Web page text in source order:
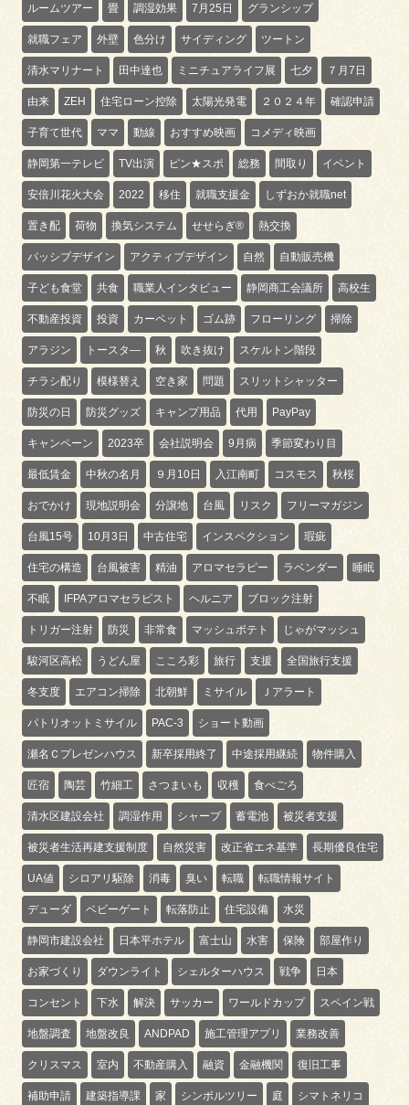
ルームツアー 畳 調湿効果 7月25日 グランシップ
就職フェア 外壁 色分け サイディング ツートン
清水マリナート 田中達也 ミニチュアライフ展 七夕 ７月7日
由来 ZEH 住宅ローン控除 太陽光発電 ２０２４年 確認申請
子育て世代 ママ 動線 おすすめ映画 コメディ映画
静岡第一テレビ TV出演 ピン★スポ 総務 間取り イベント
安倍川花火大会 2022 移住 就職支援金 しずおか就職net
置き配 荷物 換気システム せせらぎ® 熱交換
パッシブデザイン アクティブデザイン 自然 自動販売機
子ども食堂 共食 職業人インタビュー 静岡商工会議所 高校生
不動産投資 投資 カーペット ゴム跡 フローリング 掃除
アラジン トースタ― 秋 吹き抜け スケルトン階段
チラシ配り 模様替え 空き家 問題 スリットシャッター
防災の日 防災グッズ キャンプ用品 代用 PayPay
キャンペーン 2023卒 会社説明会 9月病 季節変わり目
最低賃金 中秋の名月 ９月10日 入江南町 コスモス 秋桜
おでかけ 現地説明会 分譲地 台風 リスク フリーマガジン
台風15号 10月3日 中古住宅 インスペクション 瑕疵
住宅の構造 台風被害 精油 アロマセラピー ラベンダー 睡眠
不眠 IFPAアロマセラピスト ヘルニア ブロック注射
トリガー注射 防災 非常食 マッシュポテト じゃがマッシュ
駿河区高松 うどん屋 こころ彩 旅行 支援 全国旅行支援
冬支度 エアコン掃除 北朝鮮 ミサイル Ｊアラート
パトリオットミサイル PAC-3 ショート動画
瀬名Ｃプレゼンハウス 新卒採用終了 中途採用継続 物件購入
匠宿 陶芸 竹細工 さつまいも 収穫 食べごろ
清水区建設会社 調湿作用 シャープ 蓄電池 被災者支援
被災者生活再建支援制度 自然災害 改正省エネ基準 長期優良住宅
UA値 シロアリ駆除 消毒 臭い 転職 転職情報サイト
デューダ ベビーゲート 転落防止 住宅設備 水災
静岡市建設会社 日本平ホテル 富士山 水害 保険 部屋作り
お家づくり ダウンライト シェルターハウス 戦争 日本
コンセント 下水 解決 サッカー ワールドカップ スペイン戦
地盤調査 地盤改良 ANDPAD 施工管理アプリ 業務改善
クリスマス 室内 不動産購入 融資 金融機関 復旧工事
補助申請 建築指導課 家 シンボルツリー 庭 シマトネリコ